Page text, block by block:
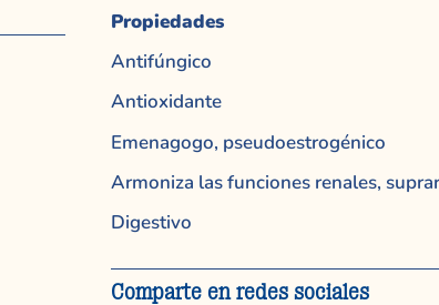
Propiedades
Antifúngico
Antioxidante
Emenagogo, pseudoestrogénico
Armoniza las funciones renales,
Digestivo
Comparte en redes sociales